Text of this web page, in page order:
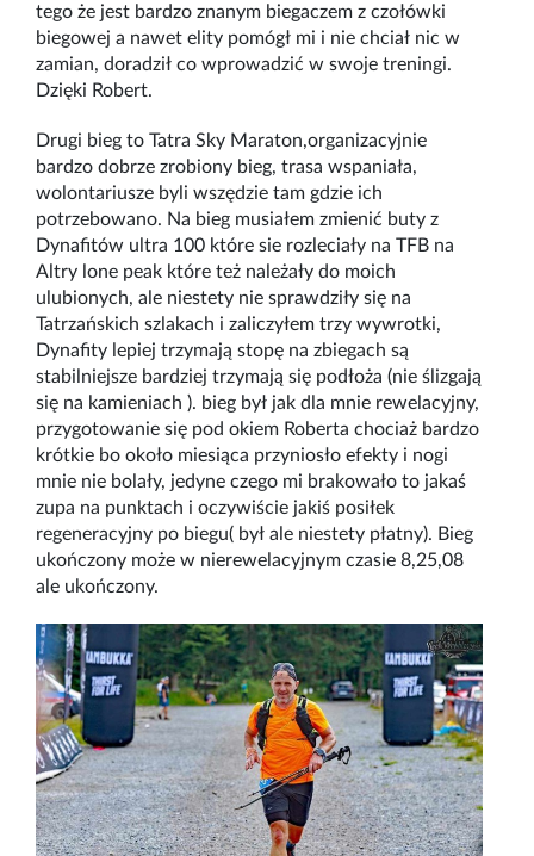
tego że jest bardzo znanym biegaczem z czołówki
biegowej a nawet elity pomógł mi i nie chciał nic w
zamian, doradził co wprowadzić w swoje treningi.
Dzięki Robert.
Drugi bieg to Tatra Sky Maraton,organizacyjnie
bardzo dobrze zrobiony bieg, trasa wspaniała,
wolontariusze byli wszędzie tam gdzie ich
potrzebowano. Na bieg musiałem zmienić buty z
Dynafitów ultra 100 które sie rozleciały na TFB na
Altry lone peak które też należały do moich
ulubionych, ale niestety nie sprawdziły się na
Tatrzańskich szlakach i zaliczyłem trzy wywrotki,
Dynafity lepiej trzymają stopę na zbiegach są
stabilniejsze bardziej trzymają się podłoża (nie ślizgają
się na kamieniach ). bieg był jak dla mnie rewelacyjny,
przygotowanie się pod okiem Roberta chociaż bardzo
krótkie bo około miesiąca przyniosło efekty i nogi
mnie nie bolały, jedyne czego mi brakowało to jakaś
zupa na punktach i oczywiście jakiś posiłek
regeneracyjny po biegu( był ale niestety płatny). Bieg
ukończony może w nierewelacyjnym czasie 8,25,08
ale ukończony.